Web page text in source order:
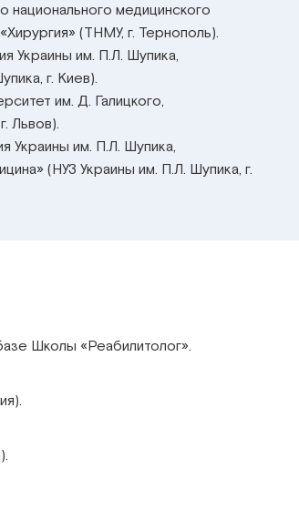
национального медицинского
(ТНМУ, г. Тернополь).
Украины им. П.Л. Шупика,
г. Киев).
им. Д. Галицкого,
Львов).
Украины им. П.Л. Шупика,
(НУЗ Украины им. П.Л. Шупика, г.
Школы «Реабилитолог».